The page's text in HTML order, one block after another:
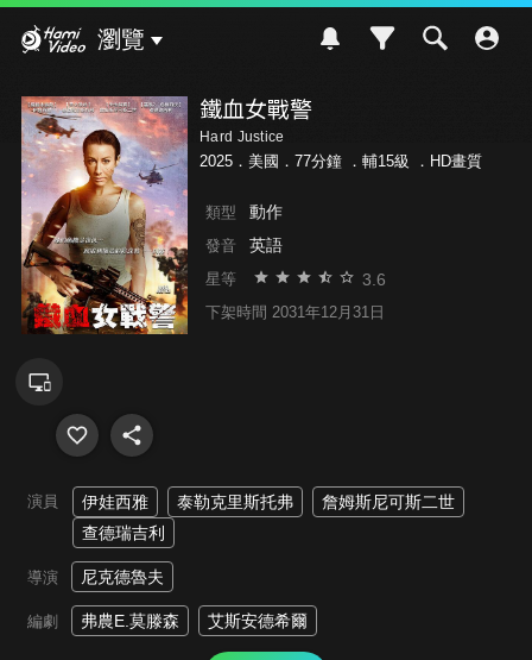
瀏覽
鐵血女戰警
Hard Justice
2025．美國．77分鐘 ． 輔15級 ．HD畫質
類型 動作
發音 英語
星等 3.6
下架時間 2031年12月31日
演員 伊娃西雅 泰勒克里斯托弗
詹姆斯尼可斯二世
查德瑞吉利
導演 尼克德魯夫
編劇 弗農E.莫滕森 艾斯安德希爾